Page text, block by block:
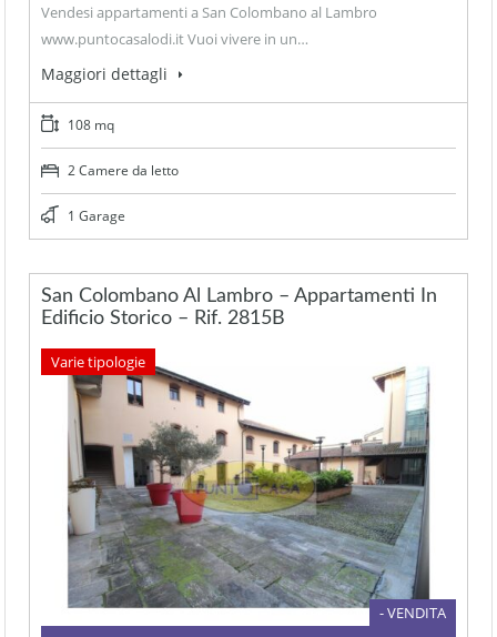
Vendesi appartamenti a San Colombano al Lambro
www.puntocasalodi.it Vuoi vivere in un…
Maggiori dettagli
108 mq
2 Camere da letto
1 Garage
San Colombano Al Lambro – Appartamenti In
Edificio Storico – Rif. 2815B
Varie tipologie
- VENDITA